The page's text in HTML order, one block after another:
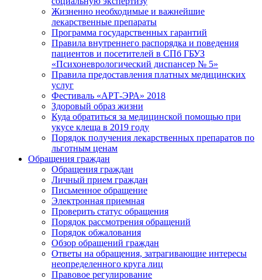
Жизненно необходимые и важнейшие
лекарственные препараты
Программа государственных гарантий
Правила внутреннего распорядка и поведения
пациентов и посетителей в СПб ГБУЗ
«Психоневрологический диспансер № 5»
Правила предоставления платных медицинских
услуг
Фестиваль «АРТ-ЭРА» 2018
Здоровый образ жизни
Куда обратиться за медицинской помощью при
укусе клеща в 2019 году
Порядок получения лекарственных препаратов по
льготным ценам
Обращения граждан
Обращения граждан
Личный прием граждан
Письменное обращение
Электронная приемная
Проверить статус обращения
Порядок рассмотрения обращений
Порядок обжалования
Обзор обращений граждан
Ответы на обращения, затрагивающие интересы
неопределенного круга лиц
Правовое регулирование